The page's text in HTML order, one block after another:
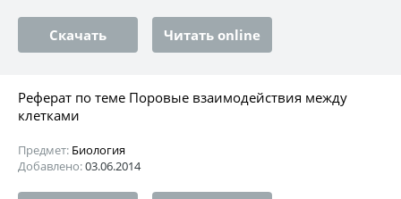
Скачать Читать online
Реферат по теме Поровые взаимодействия между
клетками
Предмет: Биология
Добавлено:03.06.2014